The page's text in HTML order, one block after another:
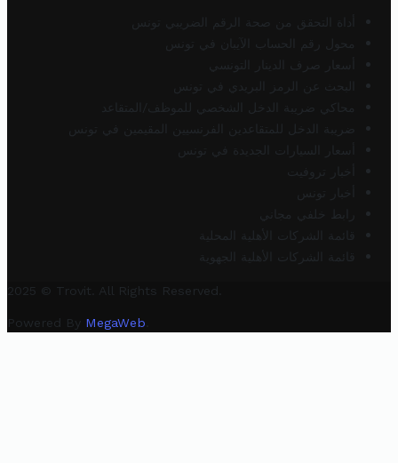
أداة التحقق من صحة الرقم الضريبي تونس
محول رقم الحساب الآيبان في تونس
أسعار صرف الدينار التونسي
البحث عن الرمز البريدي في تونس
محاكي ضريبة الدخل الشخصي للموظف/المتقاعد
ضريبة الدخل للمتقاعدين الفرنسيين المقيمين في تونس
أسعار السيارات الجديدة في تونس
أخبار تروفيت
أخبار تونس
رابط خلفي مجاني
قائمة الشركات الأهلية المحلية
قائمة الشركات الأهلية الجهوية
2025 © Trovit. All Rights Reserved.
Powered By MegaWeb